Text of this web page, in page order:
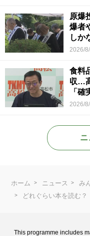
原爆
爆者
しか
2026/
食料
収…
「
2026/
ニ
ホーム ニュース
み
どれぐらい本を読む？
This programme includes